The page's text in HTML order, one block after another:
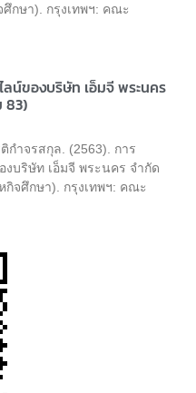
กษา). กรุงเทพฯ: คณะ
น์ของบริษัท เอ็มจี พระนคร
83)
กำจรสกุล. (2563). การ
บริษัท เอ็มจี พระนคร จำกัด
กิจศึกษา). กรุงเทพฯ: คณะ